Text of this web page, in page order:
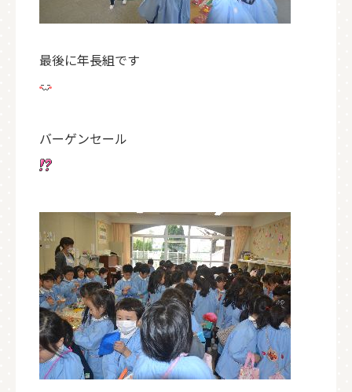
最後に年長組です
バーゲンセール